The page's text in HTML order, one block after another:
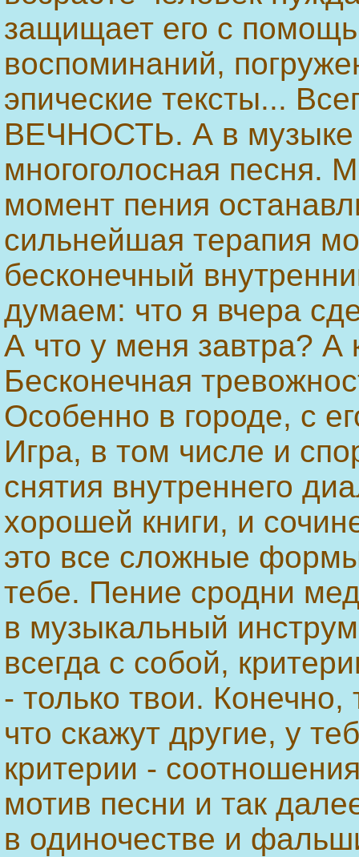
защищает его с
воспоминаний,
эпические тексты...
ВЕЧНОСТЬ. А в музыке
многоголосная песня.
момент пения
сильнейшая терапия
бесконечный
думаем: что я вчера
А что у меня завтра? А
Бесконечная
Особенно в городе, с
Игра, в том числе и
снятия внутреннего
хорошей книги, и
это все сложные
тебе. Пение сродни
в музыкальный
всегда с собой,
- только твои.
что скажут другие, у
критерии -
мотив песни и так
в одиночестве и